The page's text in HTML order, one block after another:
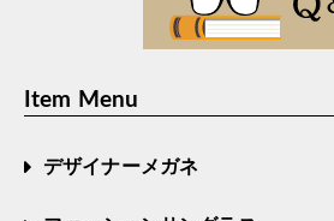
Item Menu
デザイナーメガネ